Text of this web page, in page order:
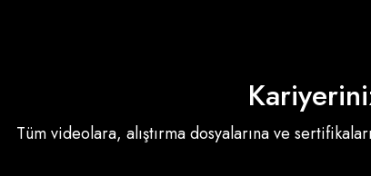
Tüm videolara, alıştırma dosyalarına ve